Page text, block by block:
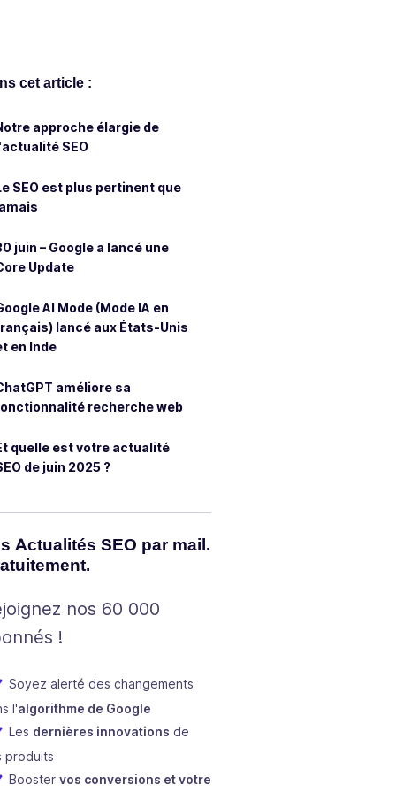
cet article :
approche élargie de
SEO
SEO est plus pertinent que
juin – Google a lancé une
Update
AI Mode (Mode IA en
lancé aux États-Unis
en Inde
améliore sa
recherche web
quelle est votre actualité
de juin 2025 ?
Actualités SEO par mail.
nos 60 000
!
Soyez alerté des changements
l'algorithme de Google
Les dernières innovations de
produits
Booster vos conversions et votre